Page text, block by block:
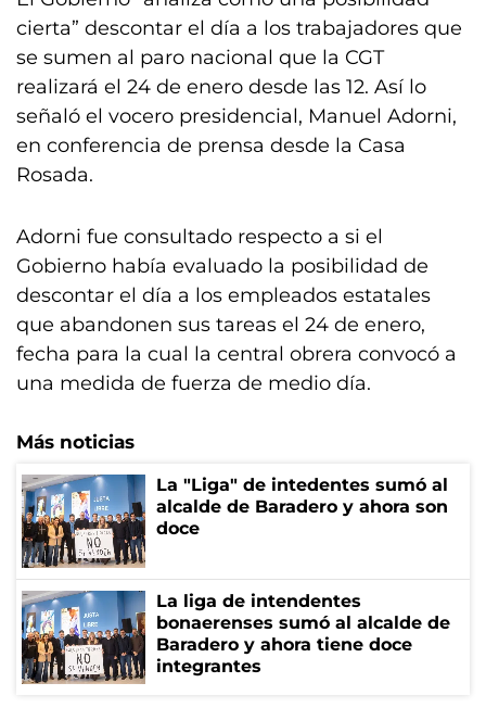
cierta” descontar el día a los trabajadores que
se sumen al paro nacional que la CGT
realizará el 24 de enero desde las 12. Así lo
señaló el vocero presidencial, Manuel Adorni,
en conferencia de prensa desde la Casa
Rosada.
Adorni fue consultado respecto a si el
Gobierno había evaluado la posibilidad de
descontar el día a los empleados estatales
que abandonen sus tareas el 24 de enero,
fecha para la cual la central obrera convocó a
una medida de fuerza de medio día.
Más noticias
La "Liga" de intedentes sumó al
alcalde de Baradero y ahora son
doce
La liga de intendentes
bonaerenses sumó al alcalde de
Baradero y ahora tiene doce
integrantes